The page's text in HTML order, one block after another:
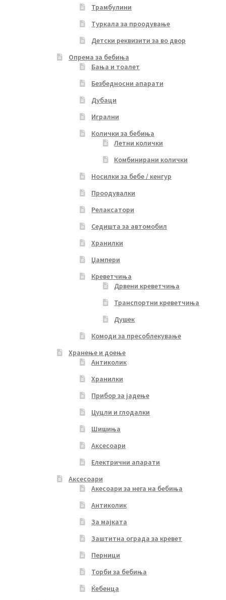
Трамбулини
Туркала за проодување
Детски реквизити за во двор
Опрема за бебиња
Бања и тоалет
Безбедносни апарати
Дубаци
Игрални
Колички за бебиња
Летни колички
Комбинирани колички
Носилки за бебе / кенгур
Проодувалки
Релаксатори
Седишта за автомобил
Хранилки
Џампери
Креветчиња
Дрвени креветчиња
Транспортни креветчиња
Душек
Комоди за пресоблекување
Хранење и доење
Антиколик
Хранилки
Прибор за јадење
Цуцли и глодалки
Шишиња
Аксесоари
Електрични апарати
Аксесоари
Акесоари за нега на бебиња
Антиколик
За мајката
Заштитна ограда за кревет
Перници
Торби за бебиња
Ќебенца